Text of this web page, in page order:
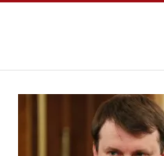
Video
Shorts video